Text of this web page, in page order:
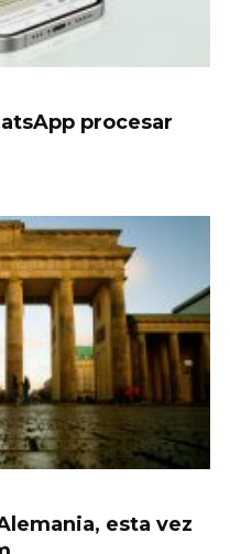
procesar
esta vez